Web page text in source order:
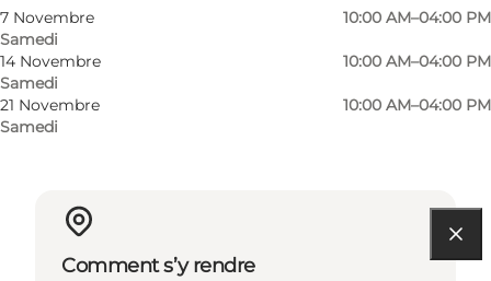
7 Novembre
Samedi
10:00 AM–04:00 PM
14 Novembre
Samedi
10:00 AM–04:00 PM
21 Novembre
Samedi
10:00 AM–04:00 PM
Children, Friends, Myself, My partner
Comment s’y rendre